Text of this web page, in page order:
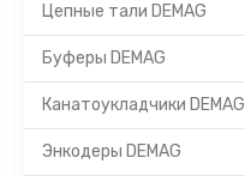
Цепные тали DEMAG
Буферы DEMAG
Канатоукладчики DEMAG
Энкодеры DEMAG